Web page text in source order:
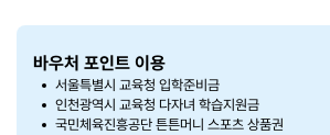
바우처 포인트 이용
서울특별시 교육청 입학준비금
인천광역시 교육청 다자녀 학습지원금
국민체육진흥공단 튼튼머니 스포츠 상품권